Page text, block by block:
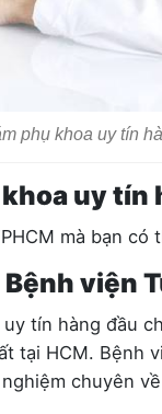
phụ khoa uy tín
uy tín
mà bạn có
viện
tín hàng đầu
tại HCM. Bệnh
chuyên